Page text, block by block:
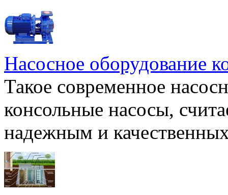
Насосное оборудование
Такое современное
консольные насосы,
надежным и